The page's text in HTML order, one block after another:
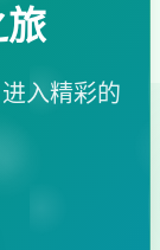
入精彩的